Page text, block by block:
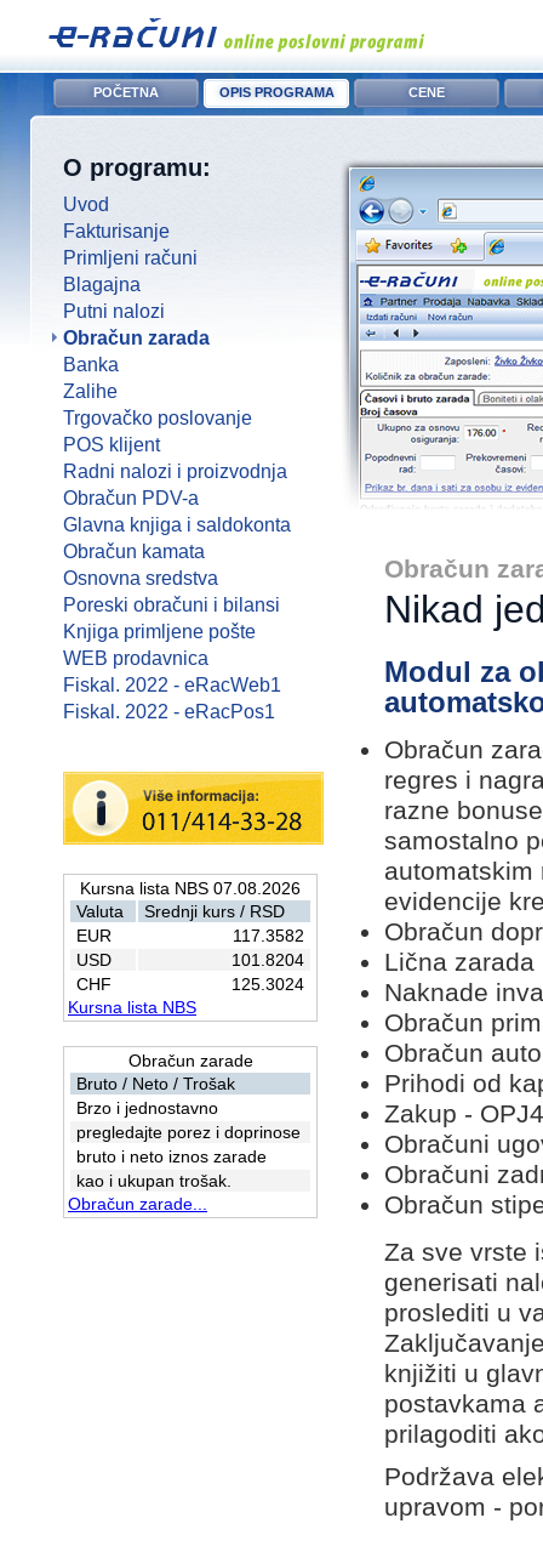
POČETNA OPIS PROGRAMA CENE
O programu:
Uvod
Fakturisanje
Primljeni računi
Blagajna
Putni nalozi
Obračun zarada
Banka
Zalihe
Trgovačko poslovanje
POS klijent
Radni nalozi i proizvodnja
Obračun PDV-a
Glavna knjiga i saldokonta
Obračun kamata
Osnovna sredstva
Poreski obračuni i bilansi
Knjiga primljene pošte
WEB prodavnica
Fiskal. 2022 - eRacWeb1
Fiskal. 2022 - eRacPos1
Kursna lista NBS 07.08.2026
Valuta
Srednji kurs / RSD
EUR
117.3582
USD
101.8204
CHF
125.3024
Kursna lista NBS
Obračun zarade
Bruto / Neto / Trošak
Brzo i jednostavno
pregledajte porez i doprinose
bruto i neto iznos zarade
kao i ukupan trošak.
Obračun zarade...
Obračun
Nikad
Modul za
Obračun
regres i
razne
samostalno
automatskim
evidencije
Obračun
Lična zarada
Naknade
Obračun
Obračun
Prihodi od
Zakup - OPJ4
Obračuni
Obračuni
Obračun
Za sve vrste
generisati
proslediti u
knjižiti u
postavkama
prilagoditi
Podržava
upravom -